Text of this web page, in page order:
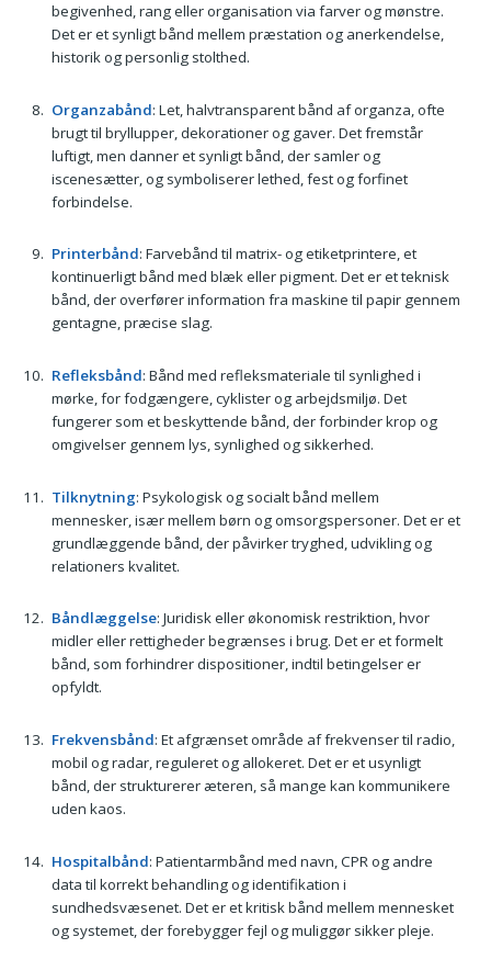
begivenhed, rang eller organisation via farver og mønstre.
Det er et synligt bånd mellem præstation og anerkendelse,
historik og personlig stolthed.
Organzabånd: Let, halvtransparent bånd af organza, ofte
brugt til bryllupper, dekorationer og gaver. Det fremstår
luftigt, men danner et synligt bånd, der samler og
iscenesætter, og symboliserer lethed, fest og forfinet
forbindelse.
Printerbånd: Farvebånd til matrix- og etiketprintere, et
kontinuerligt bånd med blæk eller pigment. Det er et teknisk
bånd, der overfører information fra maskine til papir gennem
gentagne, præcise slag.
Refleksbånd: Bånd med refleksmateriale til synlighed i
mørke, for fodgængere, cyklister og arbejdsmiljø. Det
fungerer som et beskyttende bånd, der forbinder krop og
omgivelser gennem lys, synlighed og sikkerhed.
Tilknytning: Psykologisk og socialt bånd mellem
mennesker, især mellem børn og omsorgspersoner. Det er et
grundlæggende bånd, der påvirker tryghed, udvikling og
relationers kvalitet.
Båndlæggelse: Juridisk eller økonomisk restriktion, hvor
midler eller rettigheder begrænses i brug. Det er et formelt
bånd, som forhindrer dispositioner, indtil betingelser er
opfyldt.
Frekvensbånd: Et afgrænset område af frekvenser til radio,
mobil og radar, reguleret og allokeret. Det er et usynligt
bånd, der strukturerer æteren, så mange kan kommunikere
uden kaos.
Hospitalbånd: Patientarmbånd med navn, CPR og andre
data til korrekt behandling og identifikation i
sundhedsvæsenet. Det er et kritisk bånd mellem mennesket
og systemet, der forebygger fejl og muliggør sikker pleje.